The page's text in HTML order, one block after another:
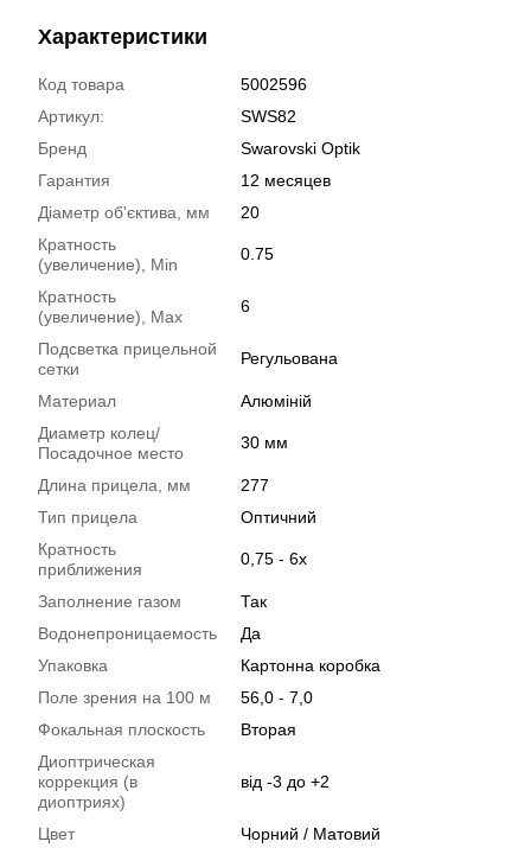
Характеристики
Код товара
5002596
Артикул:
SWS82
Бренд
Swarovski Optik
Гарантия
12 месяцев
Діаметр об'єктива, мм
20
Кратность
(увеличение), Min
0.75
Кратность
(увеличение), Max
6
Подсветка прицельной
сетки
Регульована
Материал
Алюміній
Диаметр колец/
Посадочное место
30 мм
Длина прицела, мм
277
Тип прицела
Оптичний
Кратность
приближения
0,75 - 6x
Заполнение газом
Так
Водонепроницаемость
Да
Упаковка
Картонна коробка
Поле зрения на 100 м
56,0 - 7,0
Фокальная плоскость
Вторая
Диоптрическая
коррекция (в
диоптриях)
від -3 до +2
Цвет Чорний / Матовий